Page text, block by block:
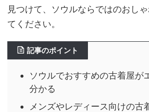
見つけて、ソウルならではのおし
てください。
記事のポイント
ソウルでおすすめの古着屋が
分かる
メンズやレディース向けの古